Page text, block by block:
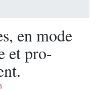
en mode
et pro-